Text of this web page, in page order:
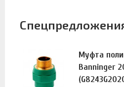
Муфта
Banninger